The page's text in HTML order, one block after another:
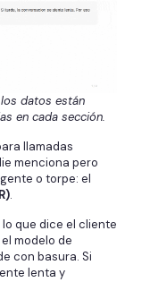
datos están
en cada sección.
llamadas
menciona pero
o torpe: el
.
que dice el cliente
modelo de
con basura. Si
lenta y